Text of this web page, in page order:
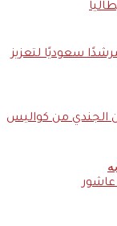
محتوى ومرشدًا سعوديًا لتعزيز
الجندي من كواليس
عاشور